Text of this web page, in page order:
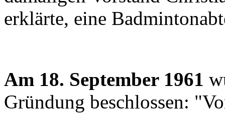
erklärte, eine
Am 18. September 1961
Gründung beschlossen: